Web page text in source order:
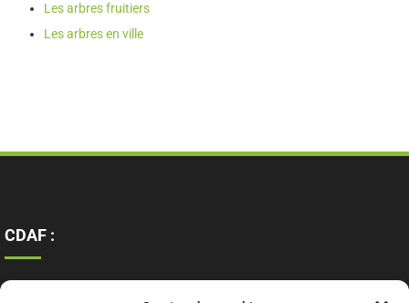
Les arbres fruitiers
Les arbres en ville
CDAF :